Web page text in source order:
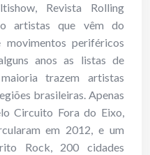
Revista Rolling
artistas que vêm do
periféricos
anos as listas de
trazem artistas
brasileiras. Apenas
Circuito Fora do Eixo,
em 2012, e um
Rock, 200 cidades